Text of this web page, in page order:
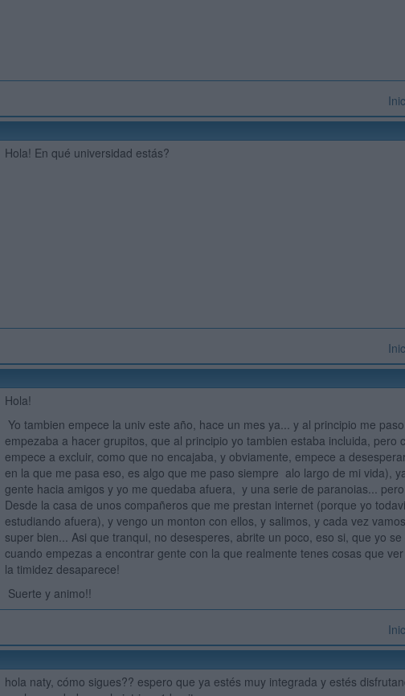
Hola! En qué universidad estás?
Hola!
Yo tambien empece la univ este año, hace un mes ya... y al principio me
empezaba a hacer grupitos, que al principio yo tambien estaba incluida, pero
empece a excluir, como que no encajaba, y obviamente, empece a
en la que me pasa eso, es algo que me paso siempre alo largo de mi vida),
gente hacia amigos y yo me quedaba afuera, y una serie de paranoias...
Desde la casa de unos compañeros que me prestan internet (porque yo
estudiando afuera), y vengo un monton con ellos, y salimos, y cada vez
super bien... Asi que tranqui, no desesperes, abrite un poco, eso si, que yo
cuando empezas a encontrar gente con la que realmente tenes cosas que
la timidez desaparece!
Suerte y animo!!
hola naty, cómo sigues?? espero que ya estés muy integrada y estés